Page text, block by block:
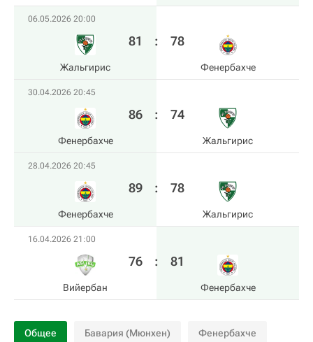
06.05.2026 20:00
Жальгирис
81 : 78
Фенербахче
30.04.2026 20:45
Фенербахче
86 : 74
Жальгирис
28.04.2026 20:45
Фенербахче
89 : 78
Жальгирис
16.04.2026 21:00
Вийербан
76 : 81
Фенербахче
Общее Бавария (Мюнхен) Фенербахче